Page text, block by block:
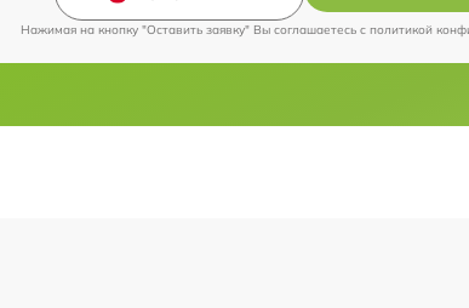
Нажимая на кнопку "Оставить заявку" Вы соглашаетесь c политикой